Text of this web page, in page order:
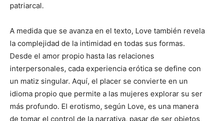
patriarcal.
A medida que se avanza en el texto, Love también revela
la complejidad de la intimidad en todas sus formas.
Desde el amor propio hasta las relaciones
interpersonales, cada experiencia erótica se define con
un matiz singular. Aquí, el placer se convierte en un
idioma propio que permite a las mujeres explorar su ser
más profundo. El erotismo, según Love, es una manera
de tomar el control de la narrativa, pasar de ser objetos